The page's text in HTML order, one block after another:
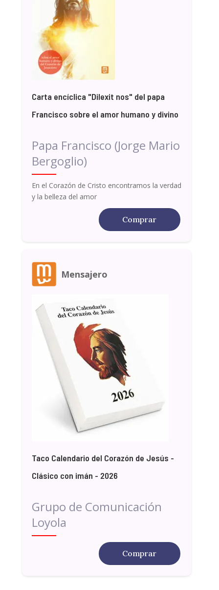
Carta encíclica "Dilexit nos" del papa
Francisco sobre el amor humano y divino
Papa Francisco (Jorge Mario
Bergoglio)
En el Corazón de Cristo encontramos la verdad
y la belleza del amor
Comprar
Mensajero
Taco Calendario del Corazón de Jesús -
Clásico con imán - 2026
Grupo de Comunicación
Loyola
Comprar